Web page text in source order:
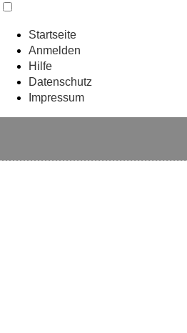
Startseite
Anmelden
Hilfe
Datenschutz
Impressum